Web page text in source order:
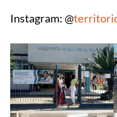
Instagram: @